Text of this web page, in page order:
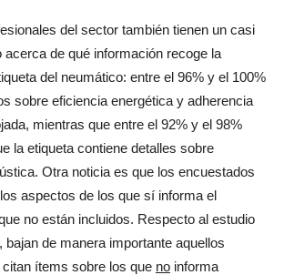
del sector también tienen un casi
acerca de qué información recoge la
del neumático: entre el 96% y el 100%
sobre eficiencia energética y adherencia
mientras que entre el 92% y el 98%
la etiqueta contiene detalles sobre
Otra noticia es que los encuestados
aspectos de los que sí informa el
no están incluidos. Respecto al estudio
bajan de manera importante aquellos
ítems sobre los que no informa